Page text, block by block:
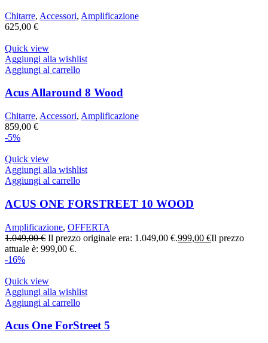
Chitarre, Accessori, Amplificazione
625,00 €
Quick view
Aggiungi alla wishlist
Aggiungi al carrello
Acus Allaround 8 Wood
Chitarre, Accessori, Amplificazione
859,00 €
-5%
Quick view
Aggiungi alla wishlist
Aggiungi al carrello
ACUS ONE FORSTREET 10 WOOD
Amplificazione, OFFERTA
1.049,00€ Il prezzo originale era: 1.049,00 €.999,00 €Il prezzo
attuale è: 999,00 €.
-16%
Quick view
Aggiungi alla wishlist
Aggiungi al carrello
Acus One ForStreet 5